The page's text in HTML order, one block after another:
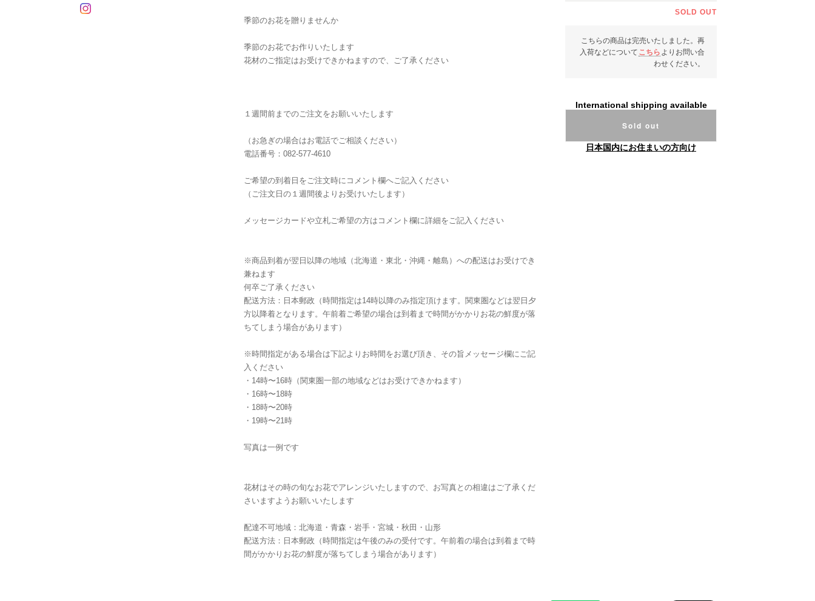
季節のお花を贈りませんか
季節のお花でお作りいたします
花材のご指定はお受けできかねますので、ご了承ください
１週間前までのご注文をお願いいたします
（お急ぎの場合はお電話でご相談ください）
電話番号：082-577-4610
​​ご希望の到着日をご注文時にコメント欄へご記入ください
（ご注文日の１週間後よりお受けいたします）
メッセージカードや立札ご希望の方はコメント欄に詳細をご記入ください
※商品到着が翌日以降の地域（北海道・東北・沖縄・離島）への配送はお受けでき
兼ねます
何卒ご了承ください
配送方法：日本郵政（時間指定は14時以降のみ指定頂けます。関東圏などは翌日夕
方以降着となります。午前着ご希望の場合は到着まで時間がかかりお花の鮮度が落
ちてしまう場合があります）
※時間指定がある場合は下記よりお時間をお選び頂き、その旨メッセージ欄にご記
入ください
・14時〜16時（関東圏一部の地域などはお受けできかねます）
・16時〜18時
・18時〜20時
・19時〜21時
写真は一例です
花材はその時の旬なお花でアレンジいたしますので、お写真との相違はご了承くだ
さいますようお願いいたします
配達不可地域：北海道・青森・岩手・宮城・秋田・山形
配送方法：日本郵政（時間指定は午後のみの受付です。午前着の場合は到着まで時
間がかかりお花の鮮度が落ちてしまう場合があります）
SOLD OUT
こちらの商品は完売いたしました。再
入荷などについて こちら よりお問い合
わせください。
International shipping available
Sold out
日本国内にお住まいの方向け